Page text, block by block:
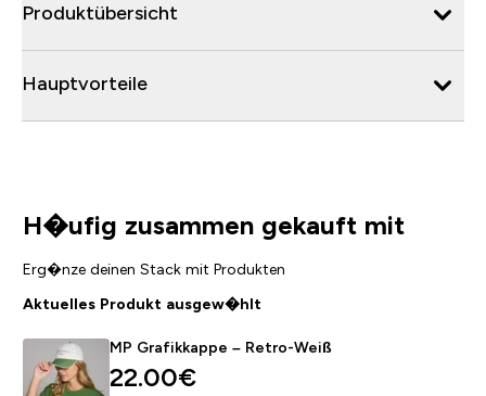
Produktübersicht
Hauptvorteile
H�ufig zusammen gekauft mit
Erg�nze deinen Stack mit Produkten
Aktuelles Produkt ausgew�hlt
MP Grafikkappe – Retro-Weiß
22.00€‎